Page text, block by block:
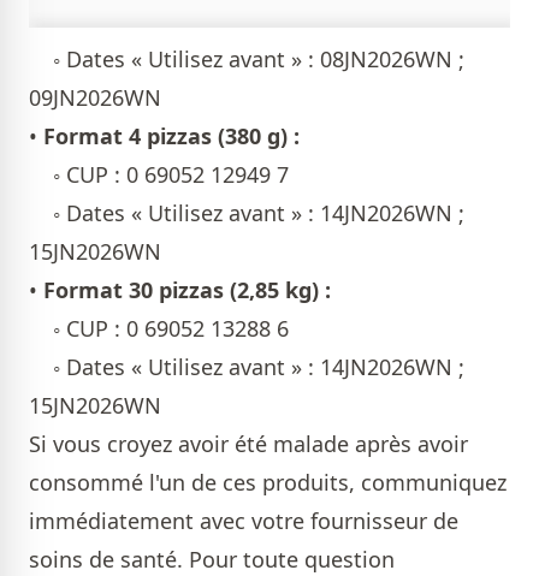
◦ Dates « Utilisez avant » : 08JN2026WN ;
09JN2026WN
• Format 4 pizzas (380 g) :
◦ CUP : 0 69052 12949 7
◦ Dates « Utilisez avant » : 14JN2026WN ;
15JN2026WN
• Format 30 pizzas (2,85 kg) :
◦ CUP : 0 69052 13288 6
◦ Dates « Utilisez avant » : 14JN2026WN ;
15JN2026WN
Si vous croyez avoir été malade après avoir
consommé l'un de ces produits, communiquez
immédiatement avec votre fournisseur de
soins de santé. Pour toute question